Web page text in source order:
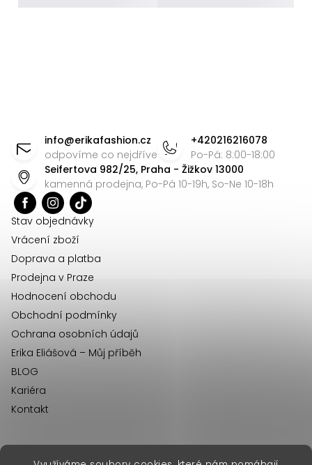
info@erikafashion.cz
odpovíme co nejdříve
+420216216078
Po-Pá: 8:00-18:00
Seifertova 982/25, Praha - Žižkov 13000
kamenná prodejna, Po-Pá 10-19h, So-Ne 10-18h
Stav objednávky
Vrácení zboží
Doprava a platba
Prodejna v Praze
Hodnocení obchodu
Obchodní podmínky
Ochrana osobních údajů
Erika Eliášová – Můj příběh
BLOG
Kariéra
Kontakt